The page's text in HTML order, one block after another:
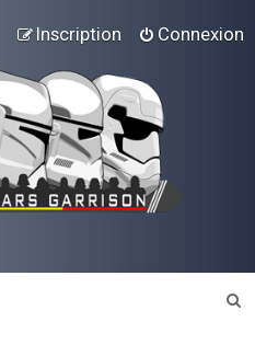
Connexion
Inscription